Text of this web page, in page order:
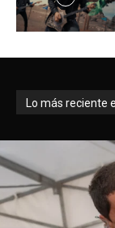
Lo más reciente